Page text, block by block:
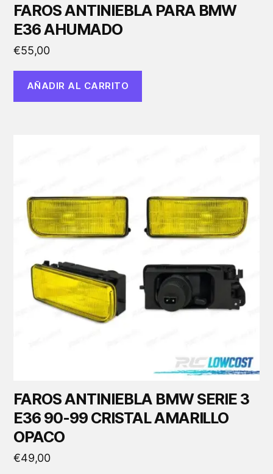
FAROS ANTINIEBLA PARA BMW
E36 AHUMADO
€55,00
AÑADIR AL CARRITO
FAROS ANTINIEBLA BMW SERIE 3
E36 90-99 CRISTAL AMARILLO
OPACO
€49,00